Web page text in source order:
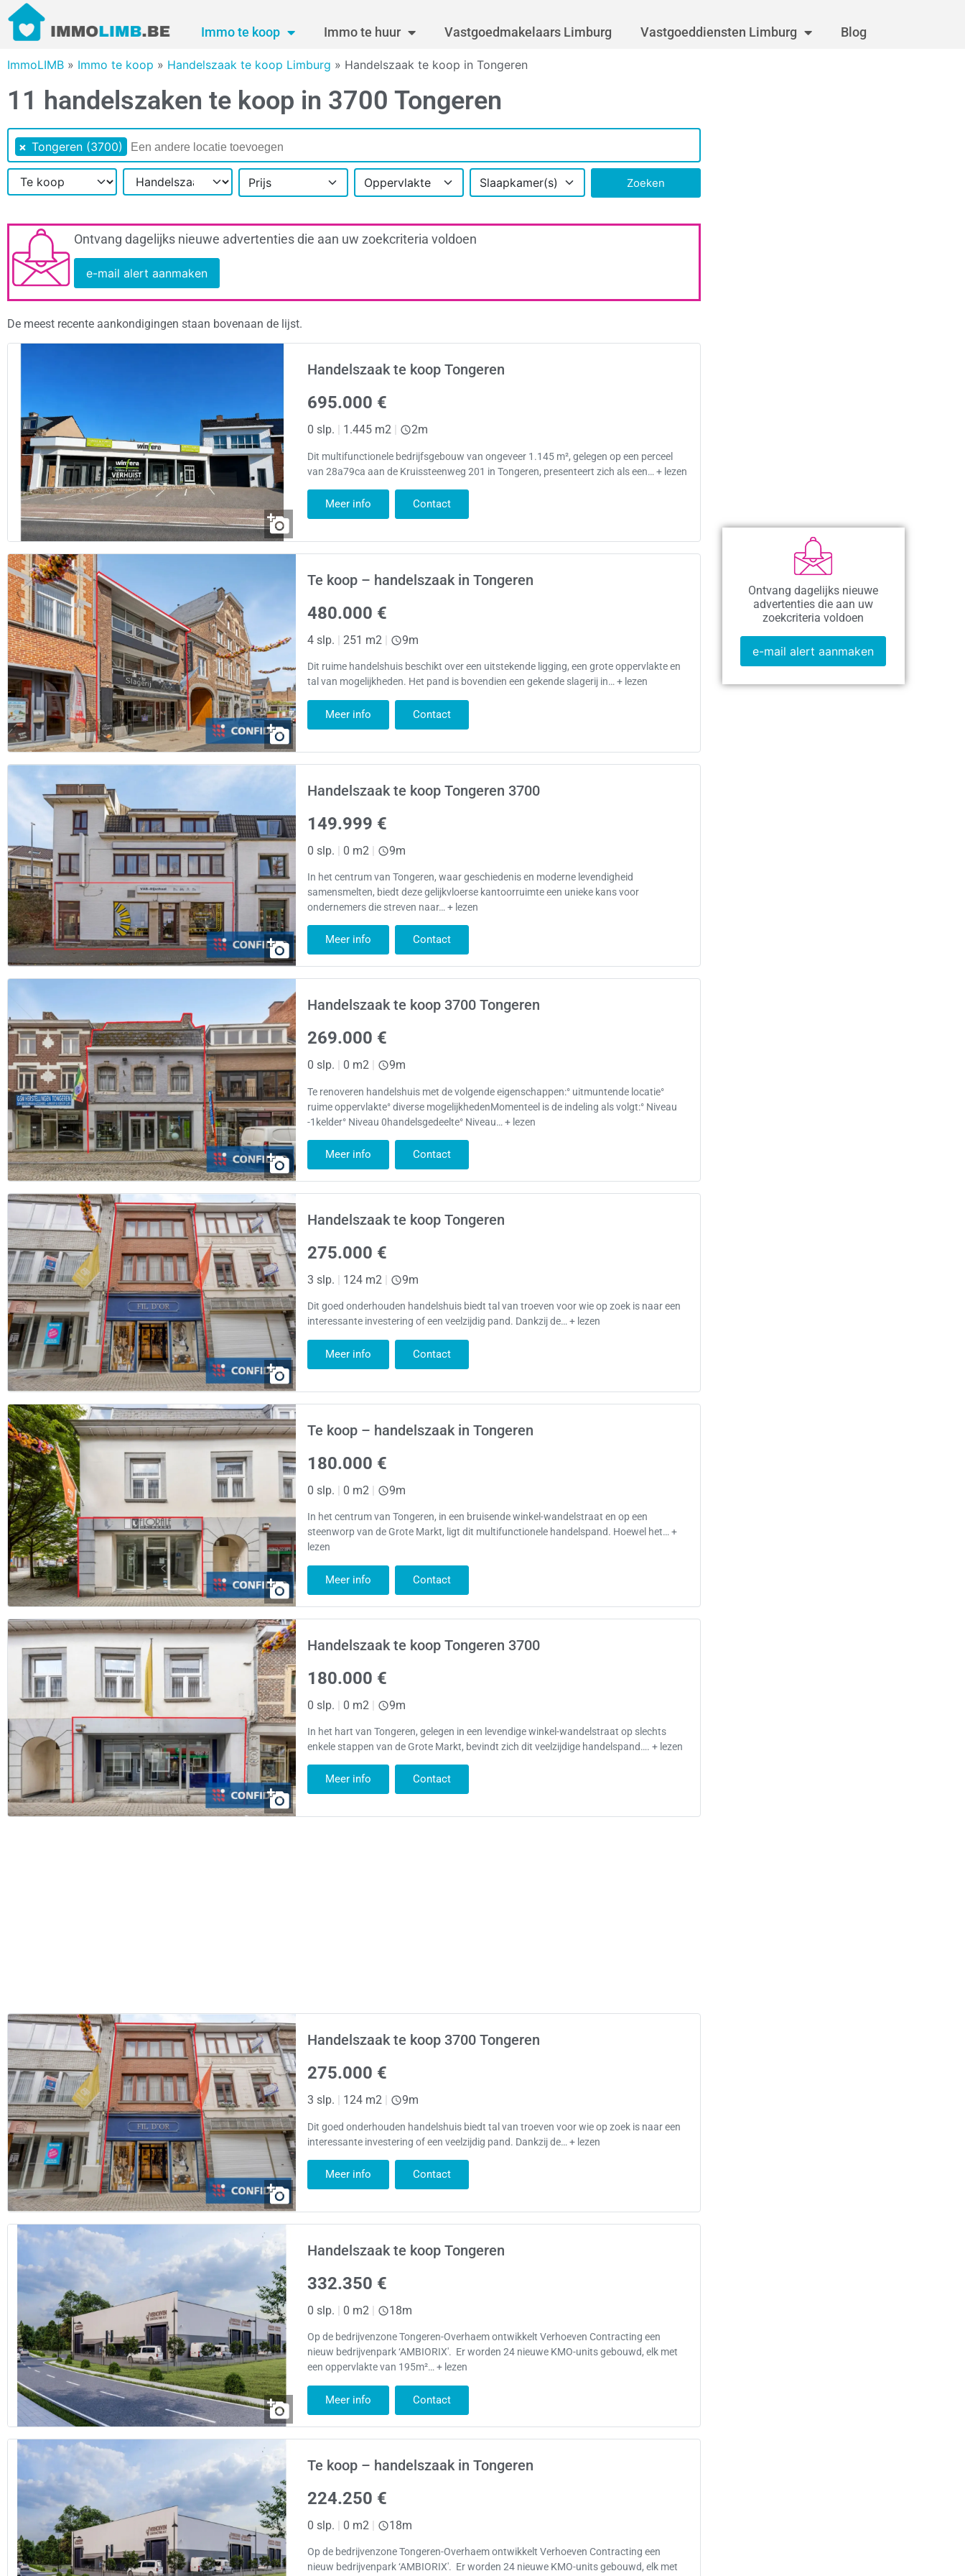
Immo te koop Immo te huur Vastgoedmakelaars Limburg Vastgoeddiensten Limburg Blog
ImmoLIMB » Immo te koop » Handelszaak te koop Limburg » Handelszaak te koop in Tongeren
11 handelszaken te koop in 3700 Tongeren
× Tongeren (3700)
Prijs Oppervlakte Slaapkamer(s) Zoeken
Ontvang dagelijks nieuwe advertenties die aan uw zoekcriteria voldoen
e-mail alert aanmaken
De meest recente aankondigingen staan bovenaan de lijst.
Handelszaak te koop Tongeren
695.000 €
0 slp. 1.445 m2 2m
Dit multifunctionele bedrijfsgebouw van ongeveer 1.145 m², gelegen op een perceel
van 28a79ca aan de Kruissteenweg 201 in Tongeren, presenteert zich als een… + lezen
Meer info Contact
Te koop – handelszaak in Tongeren
480.000 €
4 slp. | 251 m2 | 9m
Dit ruime handelshuis beschikt over een uitstekende ligging, een grote oppervlakte en
tal van mogelijkheden. Het pand is bovendien een gekende slagerij in… + lezen
Meer info Contact
Handelszaak te koop Tongeren 3700
149.999 €
0 slp. | 0 m2 | 9m
In het centrum van Tongeren, waar geschiedenis en moderne levendigheid
samensmelten, biedt deze gelijkvloerse kantoorruimte een unieke kans voor
ondernemers die streven naar… + lezen
Meer info Contact
Handelszaak te koop 3700 Tongeren
269.000 €
0 slp. 0 m2 9m
Te renoveren handelshuis met de volgende eigenschappen:° uitmuntende locatie°
ruime oppervlakte° diverse mogelijkhedenMomenteel is de indeling als volgt:° Niveau
-1kelder° Niveau 0handelsgedeelte° Niveau… + lezen
Meer info Contact
Handelszaak te koop Tongeren
275.000 €
3 slp. | 124 m2 | 9m
Dit goed onderhouden handelshuis biedt tal van troeven voor wie op zoek is naar een
interessante investering of een veelzijdig pand. Dankzij de… + lezen
Meer info Contact
Te koop – handelszaak in Tongeren
180.000 €
0 slp. | 0 m2 | 9m
In het centrum van Tongeren, in een bruisende winkel-wandelstraat en op een
steenworp van de Grote Markt, ligt dit multifunctionele handelspand. Hoewel het… +
lezen
Meer info Contact
Handelszaak te koop Tongeren 3700
180.000 €
0 slp. | 0 m2 | 9m
In het hart van Tongeren, gelegen in een levendige winkel-wandelstraat op slechts
enkele stappen van de Grote Markt, bevindt zich dit veelzijdige handelspand…. + lezen
Meer info Contact
Handelszaak te koop 3700 Tongeren
275.000 €
3 slp. 124 m2 9m
Dit goed onderhouden handelshuis biedt tal van troeven voor wie op zoek is naar een
interessante investering of een veelzijdig pand. Dankzij de… + lezen
Meer info Contact
Handelszaak te koop Tongeren
332.350 €
0 slp. | 0 m2 | 18m
Op de bedrijvenzone Tongeren-Overhaem ontwikkelt Verhoeven Contracting een
nieuw bedrijvenpark ‘AMBIORIX'. Er worden 24 nieuwe KMO-units gebouwd, elk met
een oppervlakte van 195m²… + lezen
Meer info Contact
Te koop – handelszaak in Tongeren
224.250 €
0 slp. | 0 m2 | 18m
Op de bedrijvenzone Tongeren-Overhaem ontwikkelt Verhoeven Contracting een
nieuw bedrijvenpark ‘AMBIORIX'. Er worden 24 nieuwe KMO-units gebouwd, elk met
Ontvang dagelijks nieuwe
advertenties die aan uw
zoekcriteria voldoen
e-mail alert aanmaken